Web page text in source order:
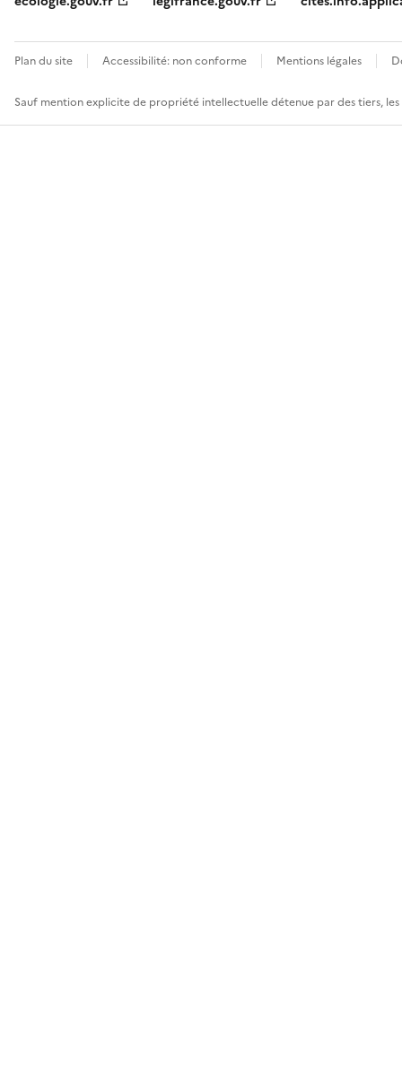
Plan du site Accessibilité: non conforme Mentions légales
Sauf mention explicite de propriété intellectuelle détenue par des tiers,